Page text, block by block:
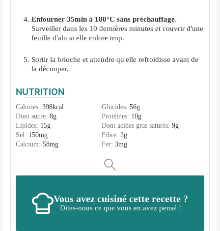
Enfourner 35min à 180°C sans préchauffage.
Surveiller dans les 10 dernières minutes et couvrir d'une
feuille d'alu si elle colore trop.
Sortir la brioche et attendre qu'elle refroidisse avant de
la découper.
NUTRITION
Calories:398kcal Glucides:56g
Dont sucre:8g Protéines: 10g
Lipides: 15g Dont acides gras saturés:9g
Sel: 150mg Fibre:2g
Calcium:58mg Fer:3mg
Vous avez cuisiné cette recette ?
Dites-nous ce que vous en avez pensé !